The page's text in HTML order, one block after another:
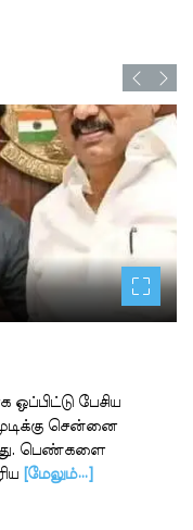
பேசிய
சென்னை
பெண்களை
[மேலும்…]